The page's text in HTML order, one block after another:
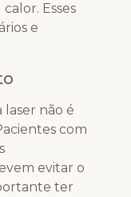
Esses
e
laser não é
com
evitar o
ter